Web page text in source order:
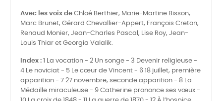
Avec les voix de Chloé Berthier, Marie-Martine Bisson,
Marc Brunet, Gérard Chevallier-Appert, François Creton,
Renaud Monier, Jean-Charles Pascal, Lise Roy, Jean-
Louis Thiar et Georgia Valalik.
Index : 1 La vocation - 2 Un songe - 3 Devenir religieuse -
4 Le noviciat - 5 Le cœur de Vincent - 6 18 juillet, première
apparition - 7 27 novembre, seconde apparition - 8 La
Médaille miraculeuse - 9 Catherine prononce ses vœux -